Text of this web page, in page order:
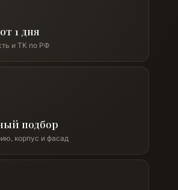
1 дня
и ТК по РФ
подбор
корпус и фасад